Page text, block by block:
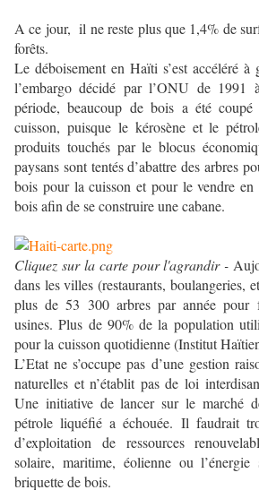
A ce jour, il ne reste plus que 1,4% de
forêts.
Le déboisement en Haïti s’est accéléré à
l’embargo décidé par l’ONU de 1991
période, beaucoup de bois a été
cuisson, puisque le kérosène et le
produits touchés par le blocus
paysans sont tentés d’abattre des arbres
bois pour la cuisson et pour le vendre
bois afin de se construire une cabane.
Cliquez sur la carte pour l'agrandir -
dans les villes (restaurants, boulangeries,
plus de 53 300 arbres par année pour
usines. Plus de 90% de la population
pour la cuisson quotidienne (Institut
L’Etat ne s’occupe pas d’une gestion
naturelles et n’établit pas de loi
Une initiative de lancer sur le marché
pétrole liquéfié a échouée. Il faudrait
d’exploitation de ressources
solaire, maritime, éolienne ou l’énergie
briquette de bois.